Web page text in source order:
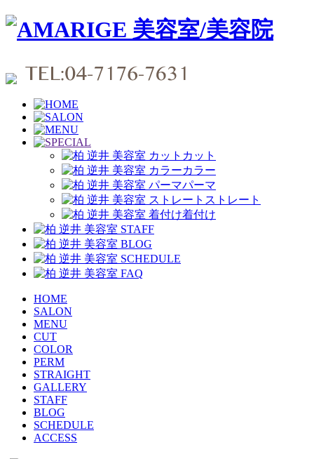
カット
カラー
パーマ
ストレート
着付け
HOME
SALON
MENU
CUT
COLOR
PERM
STRAIGHT
GALLERY
STAFF
BLOG
SCHEDULE
ACCESS